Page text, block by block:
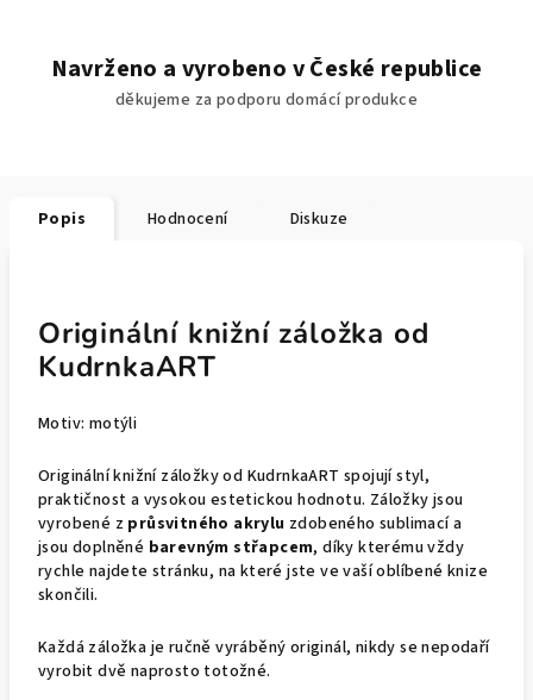
Navrženo a vyrobeno v České republice
děkujeme za podporu domácí produkce
Popis Hodnocení Diskuze
Originální knižní záložka od
KudrnkaART
Motiv: motýli
Originální knižní záložky od KudrnkaART spojují styl,
praktičnost a vysokou estetickou hodnotu. Záložky jsou
vyrobené z průsvitného akrylu zdobeného sublimací a
jsou doplněné barevným střapcem, díky kterému vždy
rychle najdete stránku, na které jste ve vaší oblíbené knize
skončili.
Každá záložka je ručně vyráběný originál, nikdy se nepodaří
vyrobit dvě naprosto totožné.